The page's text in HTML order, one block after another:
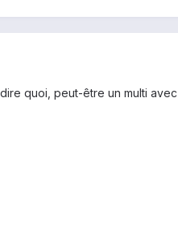
quoi, peut-être un multi